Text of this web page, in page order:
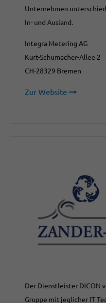
Unternehmen
In- und Ausland.
Integra Metering AG
Kurt-Schumacher-Allee 2
CH-28329 Bremen
Zur Website
Der Dienstleister DICON
Gruppe mit jeglicher IT